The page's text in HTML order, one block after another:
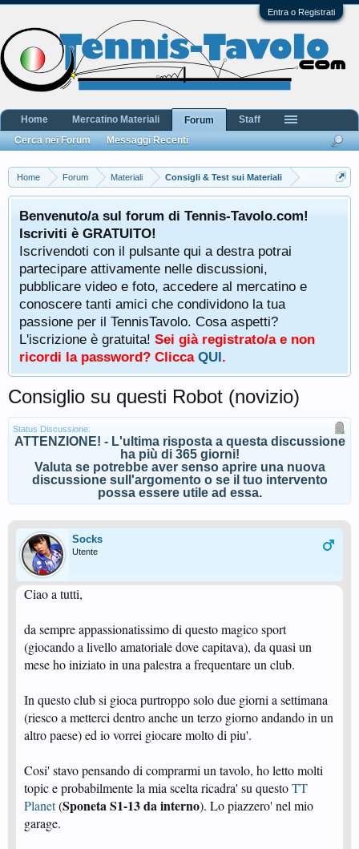
Entra o Registrati
Home Forum Materiali Consigli & Test sui Materiali
Benvenuto/a sul forum di Tennis-Tavolo.com!
Iscriviti è GRATUITO!
Iscrivendoti con il pulsante qui a destra potrai
partecipare attivamente nelle discussioni,
pubblicare video e foto, accedere al mercatino e
conoscere tanti amici che condividono la tua
passione per il TennisTavolo. Cosa aspetti?
L'iscrizione è gratuita! Sei già registrato/a e non
ricordi la password? Clicca QUI.
Consiglio su questi Robot (novizio)
Status Discussione:
ATTENZIONE! - L'ultima risposta a questa discussione
ha più di 365 giorni!
Valuta se potrebbe aver senso aprire una nuova
discussione sull'argomento o se il tuo intervento
possa essere utile ad essa.
Socks
Utente
Ciao a tutti,
da sempre appassionatissimo di questo magico sport
(giocando a livello amatoriale dove capitava), da quasi un
mese ho iniziato in una palestra a frequentare un club.
In questo club si gioca purtroppo solo due giorni a settimana
(riesco a metterci dentro anche un terzo giorno andando in un
altro paese) ed io vorrei giocare molto di piu'.
Cosi' stavo pensando di comprarmi un tavolo, ho letto molti
topic e probabilmente la mia scelta ricadra' su questoTT
Planet(Sponeta S1-13 da interno). Lo piazzero' nel mio
garage.
Home Mercatino Materiali
Forum
Cerca nei Forum
Messaggi Recenti
Staff